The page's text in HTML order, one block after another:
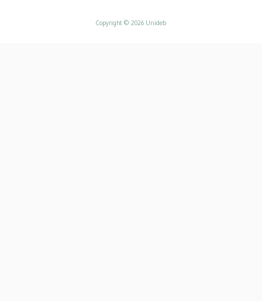
Copyright © 2026 Unideb